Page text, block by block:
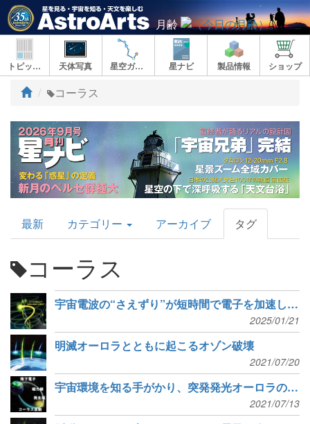
月齢
トピックス 天体写真 星空ガイド 星ナビ 製品情報 ショップ
ト
プ
コーラス
AstroArts
Topics
最新 カテゴリー アーカイブ タグ
コーラス
宇宙電波の“さえずり”が短時間で電子を加速した痕跡を発見
2025/01/21
明滅オーロラとともに起こるオゾン破壊
2021/07/20
宇宙環境を知る手がかり、突発発光オーロラの形状変化を再現
2021/07/13